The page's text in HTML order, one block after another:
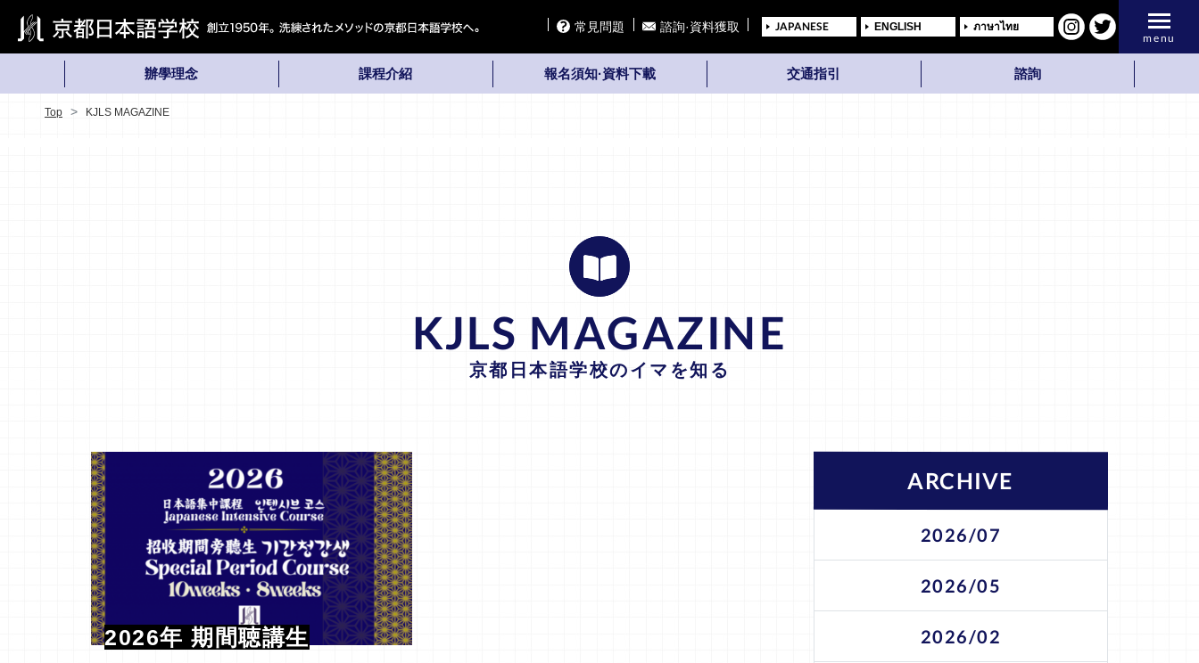
常見問題 諮詢·資料獲取 JAPANESE ENGLISH ภาษาไทย
menu
辦學理念 課程介紹 報名須知·資料下載 交通指引 諮詢
Top KJLS MAGAZINE
KJLS MAGAZINE
京都日本語学校のイマを知る
2026年 期間聴講生
ARCHIVE
2026/07
2026/05
2026/02